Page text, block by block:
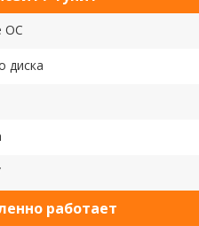
ОС
диска
работает